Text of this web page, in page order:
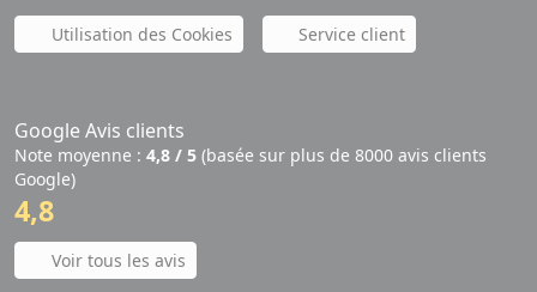
Utilisation des Cookies Service client
Google Avis clients
Note moyenne : 4,8 / 5 (basée sur plus de 8000 avis clients
Google)
4,8
Voir tous les avis